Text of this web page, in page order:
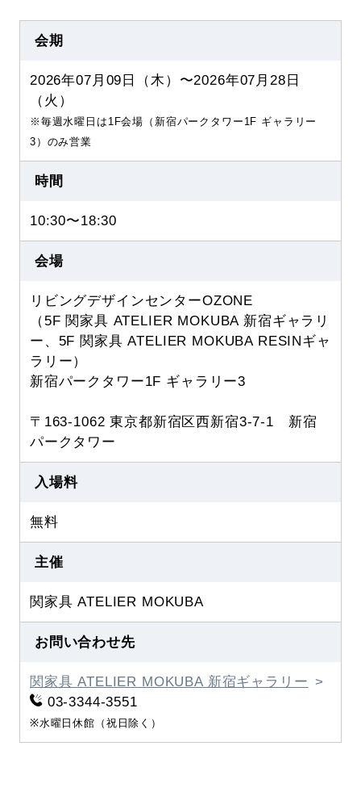
会期
2026年07月09日（木）〜2026年07月28日
（火）
※毎週水曜日は1F会場（新宿パークタワー1F ギャラリー
3）のみ営業
時間
10:30〜18:30
会場
リビングデザインセンターOZONE
（5F 関家具 ATELIER MOKUBA 新宿ギャラリ
ー、5F 関家具 ATELIER MOKUBA RESINギャ
ラリー）
新宿パークタワー1F ギャラリー3
〒163-1062 東京都新宿区西新宿3-7-1 新宿
パークタワー
入場料
無料
主催
関家具 ATELIER MOKUBA
お問い合わせ先
関家具 ATELIER MOKUBA 新宿ギャラリー
03-3344-3551
※水曜日休館（祝日除く）